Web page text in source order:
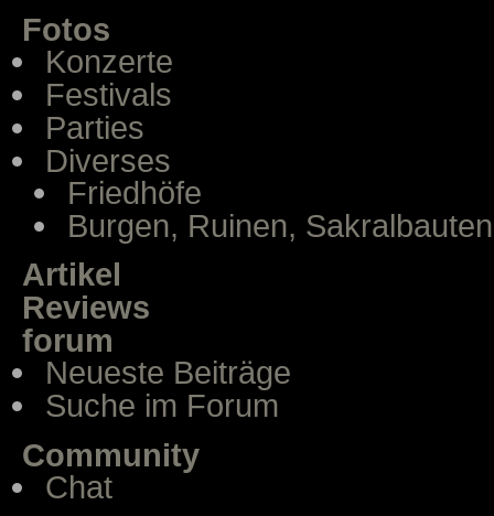
Fotos
Konzerte
Festivals
Parties
Diverses
Friedhöfe
Burgen, Ruinen, Sakralbauten
Artikel
Reviews
forum
Neueste Beiträge
Suche im Forum
Community
Chat